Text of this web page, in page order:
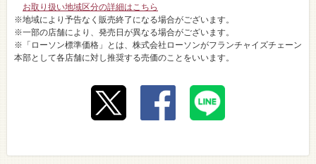
お取り扱い地域区分の詳細はこちら
※地域により予告なく販売終了になる場合がございます。
※一部の店舗により、発売日が異なる場合がございます。
※「ローソン標準価格」とは、株式会社ローソンがフランチャイズチェーン
本部として各店舗に対し推奨する売価のことをいいます。